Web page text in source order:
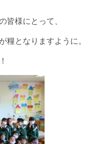
皆様にとって、
糧となりますように。